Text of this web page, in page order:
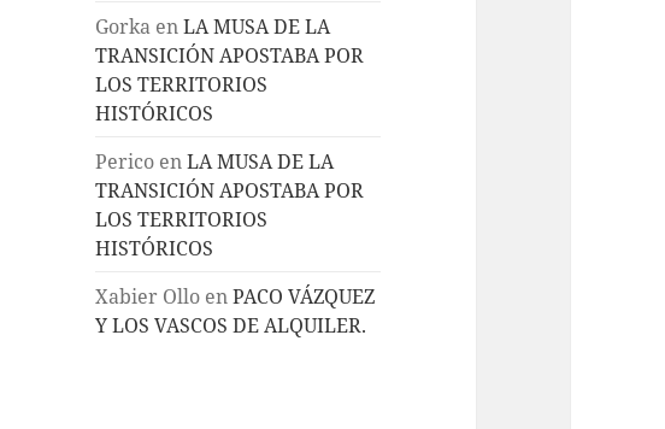
Gorka enLA MUSA DE LA
TRANSICIÓN APOSTABA POR
LOS TERRITORIOS
HISTÓRICOS
Perico enLA MUSA DE LA
TRANSICIÓN APOSTABA POR
LOS TERRITORIOS
HISTÓRICOS
Xabier Ollo enPACO VÁZQUEZ
Y LOS VASCOS DE ALQUILER.